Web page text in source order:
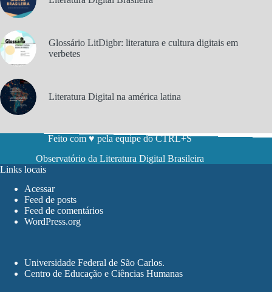
Glossário LitDigbr: literatura e cultura digitais em
verbetes
Literatura Digital na américa latina
Feito com ♥ pela equipe do CTRL+S
Observatório da Literatura Digital Brasileira
Links locais
Acessar
Feed de posts
Feed de comentários
WordPress.org
Universidade Federal de São Carlos.
Centro de Educação e Ciências Humanas